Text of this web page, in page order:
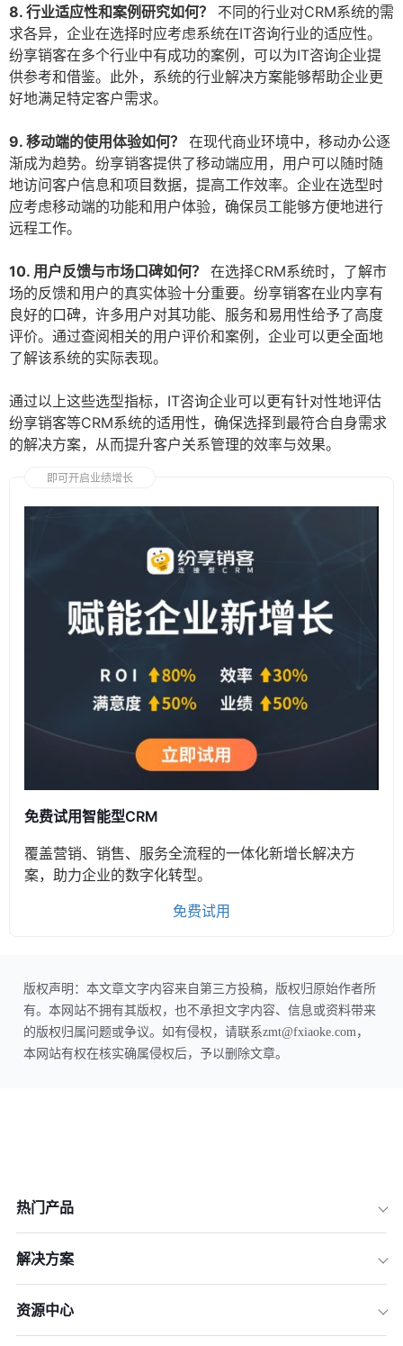
8. 行业适应性和案例研究如何？
不同的行业对CRM系统的需
求各异，企业在选择时应考虑系统在IT咨询行业的适应性。
纷享销客在多个行业中有成功的案例，可以为IT咨询企业提
供参考和借鉴。此外，系统的行业解决方案能够帮助企业更
好地满足特定客户需求。
9. 移动端的使用体验如何？
在现代商业环境中，移动办公逐
渐成为趋势。纷享销客提供了移动端应用，用户可以随时随
地访问客户信息和项目数据，提高工作效率。企业在选型时
应考虑移动端的功能和用户体验，确保员工能够方便地进行
远程工作。
10. 用户反馈与市场口碑如何？
在选择CRM系统时，了解市
场的反馈和用户的真实体验十分重要。纷享销客在业内享有
良好的口碑，许多用户对其功能、服务和易用性给予了高度
评价。通过查阅相关的用户评价和案例，企业可以更全面地
了解该系统的实际表现。
通过以上这些选型指标，IT咨询企业可以更有针对性地评估
纷享销客等CRM系统的适用性，确保选择到最符合自身需求
的解决方案，从而提升客户关系管理的效率与效果。
即可开启业绩增长
免费试用智能型CRM
覆盖营销、销售、服务全流程的一体化新增长解决方
案，助力企业的数字化转型。
免费试用
版权声明：本文章文字内容来自第三方投稿，版权归原始作者所
有。本网站不拥有其版权，也不承担文字内容、信息或资料带来
的版权归属问题或争议。如有侵权，请联系zmt@fxiaoke.com，
本网站有权在核实确属侵权后，予以删除文章。
热门产品
解决方案
资源中心